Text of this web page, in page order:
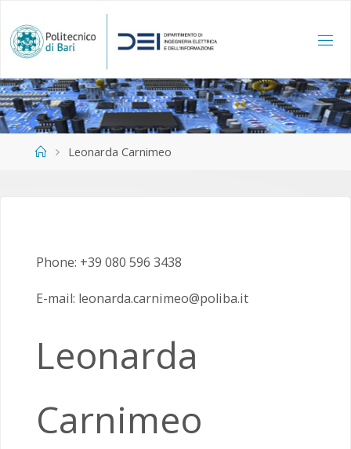
contenuto
HomeLeonarda Carnimeo
Phone: +39 080 596 3438
E-mail: leonarda.carnimeo@poliba.it
Leonarda
Carnimeo